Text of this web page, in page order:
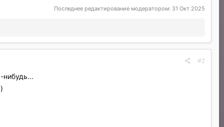
Последнее редактирование модератором: 31 Окт 2025
#2
нибудь...